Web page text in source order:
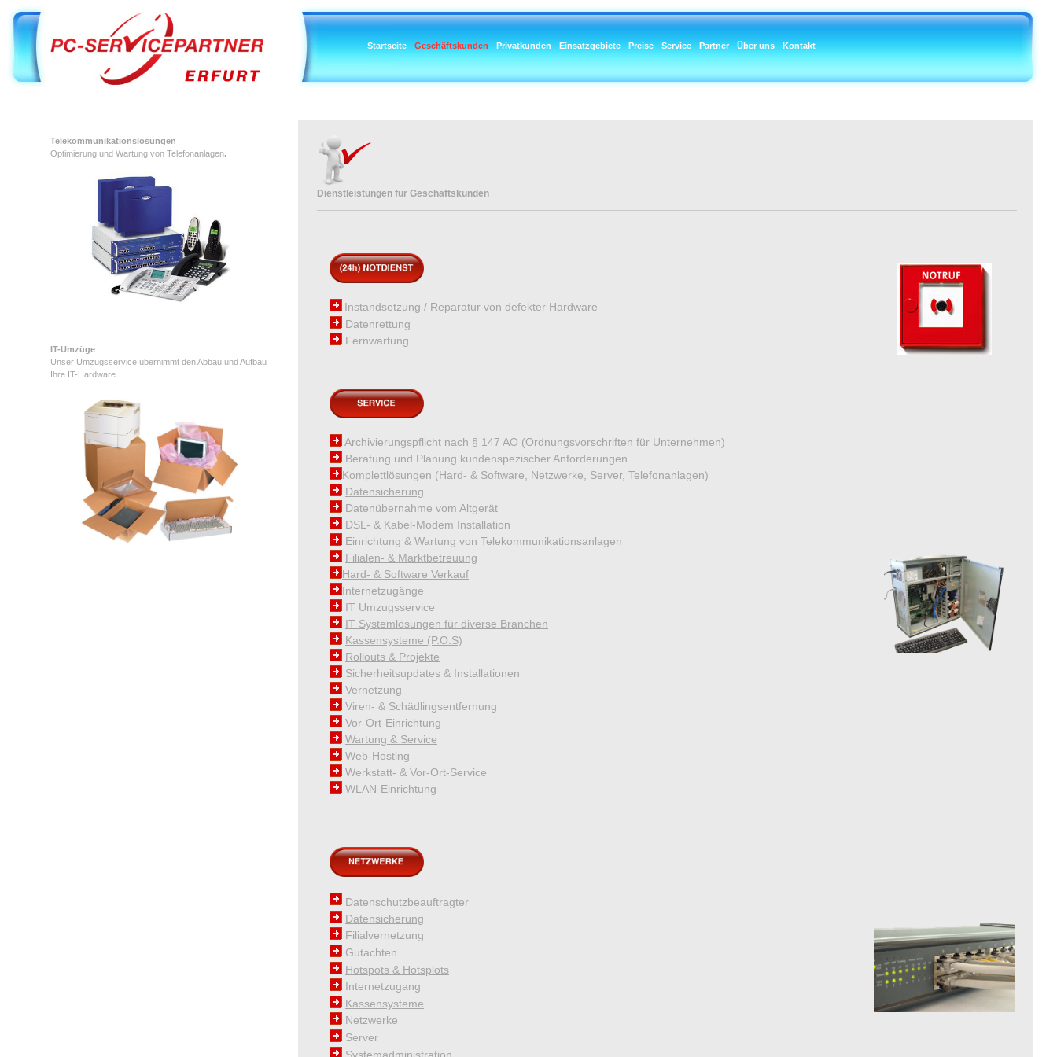
Startseite Geschäftskunden Privatkunden Einsatzgebiete Preise Service Partner Über uns Kontakt
Telekommunikationslösungen
Optimierung und Wartung von Telefonanlagen.
IT-Umzüge
Unser Umzugsservice übernimmt den Abbau und Aufbau
Ihre IT-Hardware.
Dienstleistungen für Geschäftskunden
Instandsetzung / Reparatur von defekter Hardware
Datenrettung
Fernwartung
Archivierungspflicht nach § 147 AO (Ordnungsvorschriften für Unternehmen)
Beratung und Planung kundenspezischer Anforderungen
Komplettlösungen (Hard- & Software, Netzwerke, Server, Telefonanlagen)
Datensicherung
Datenübernahme vom Altgerät
DSL- & Kabel-Modem Installation
Einrichtung & Wartung von Telekommunikationsanlagen
Filialen- & Marktbetreuung
Hard- & Software Verkauf
Internetzugänge
IT Umzugsservice
IT Systemlösungen für diverse Branchen
Kassensysteme (P.O.S)
Rollouts & Projekte
Sicherheitsupdates & Installationen
Vernetzung
Viren- & Schädlingsentfernung
Vor-Ort-Einrichtung
Wartung & Service
Web-Hosting
Werkstatt- & Vor-Ort-Service
WLAN-Einrichtung
Datenschutzbeauftragter
Datensicherung
Filialvernetzung
Gutachten
Hotspots & Hotsplots
Internetzugang
Kassensysteme
Netzwerke
Server